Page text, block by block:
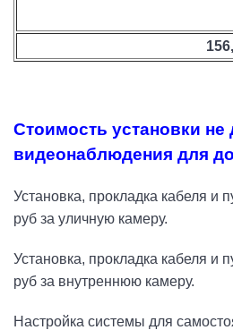
Стоимость установки не
видеонаблюдения для
Установка, прокладка кабеля и
руб за уличную камеру.
Установка, прокладка кабеля и
руб за внутреннюю камеру.
Настройка системы для